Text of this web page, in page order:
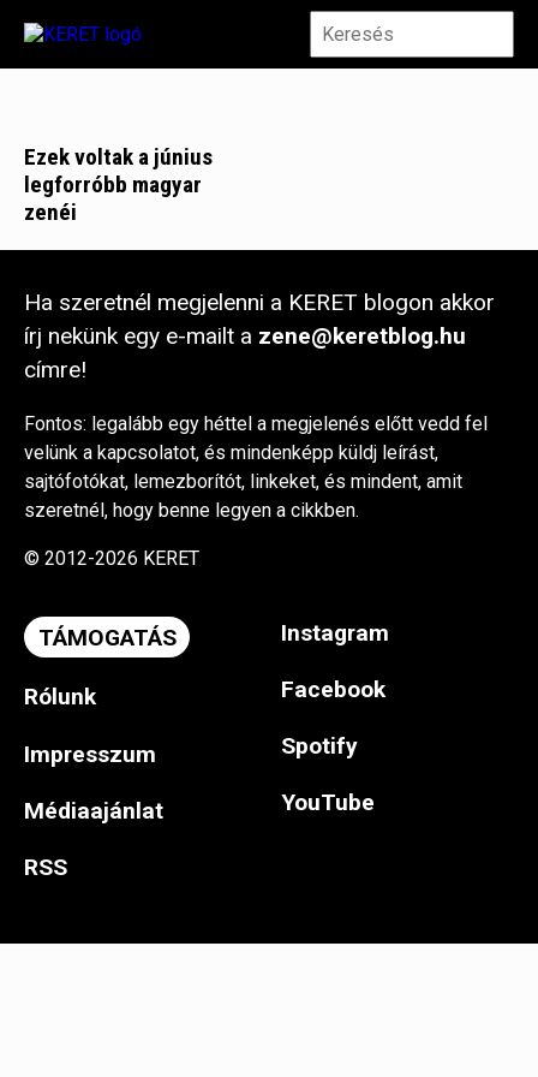
Ezek voltak a június
legforróbb magyar
zenéi
Ha szeretnél megjelenni a KERET blogon akkor
írj nekünk egy e-mailt a zene@keretblog.hu
címre!
Fontos: legalább egy héttel a megjelenés előtt vedd fel
velünk a kapcsolatot, és mindenképp küldj leírást,
sajtófotókat, lemezborítót, linkeket, és mindent, amit
szeretnél, hogy benne legyen a cikkben.
© 2012-2026 KERET
TÁMOGATÁS
Rólunk
Impresszum
Médiaajánlat
RSS
Instagram
Facebook
Spotify
YouTube